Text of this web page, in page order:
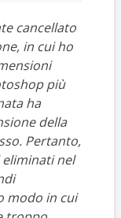
cancellato
in cui ho
più
ha
della
Pertanto,
nel
modo in cui